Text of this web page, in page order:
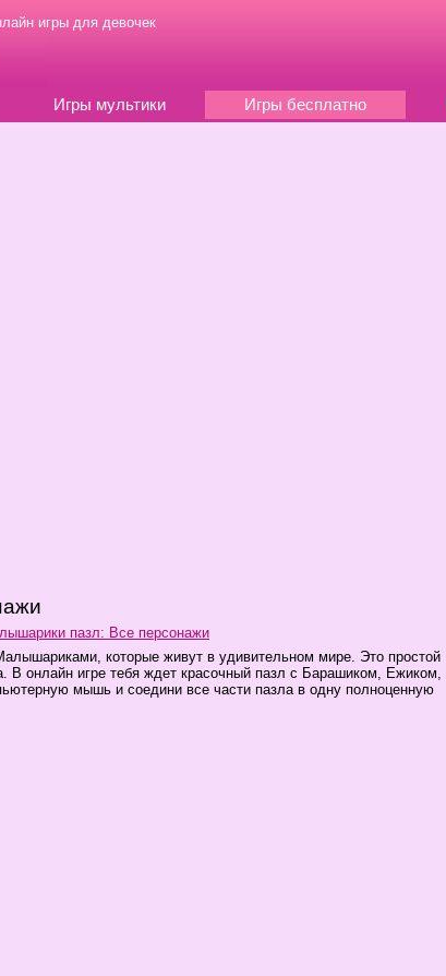
игры для девочек
Игры мультики Игры бесплатно
пазл: Все персонажи
которые живут в удивительном мире. Это простой
В онлайн игре тебя ждет красочный пазл с Барашиком, Ежиком,
мышь и соедини все части пазла в одну полноценную